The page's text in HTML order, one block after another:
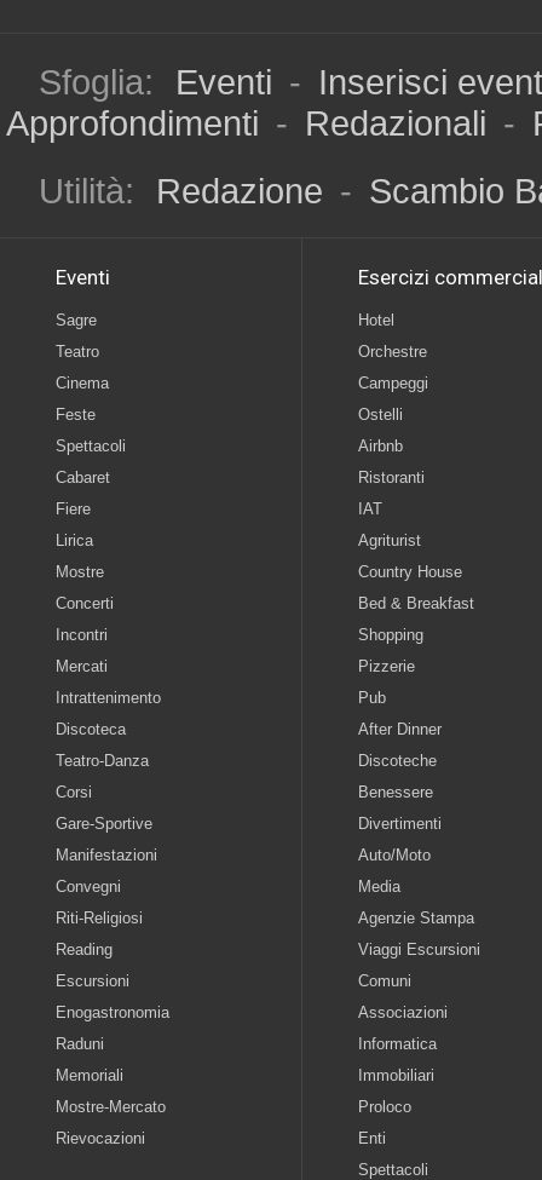
Sfoglia: Eventi - Inserisci
Approfondimenti - Redazionali -
Utilità:
Redazione - Scambio
Eventi
Sagre
Teatro
Cinema
Feste
Spettacoli
Cabaret
Fiere
Lirica
Mostre
Concerti
Incontri
Mercati
Intrattenimento
Discoteca
Teatro-Danza
Corsi
Gare-Sportive
Manifestazioni
Convegni
Riti-Religiosi
Reading
Escursioni
Enogastronomia
Raduni
Memoriali
Mostre-Mercato
Rievocazioni
Esercizi
Hotel
Orchestre
Campeggi
Ostelli
Airbnb
Ristoranti
IAT
Agriturist
Country House
Bed & Breakfast
Shopping
Pizzerie
Pub
After Dinner
Discoteche
Benessere
Divertimenti
Auto/Moto
Media
Agenzie Stampa
Viaggi Escursioni
Comuni
Associazioni
Informatica
Immobiliari
Proloco
Enti
Spettacoli